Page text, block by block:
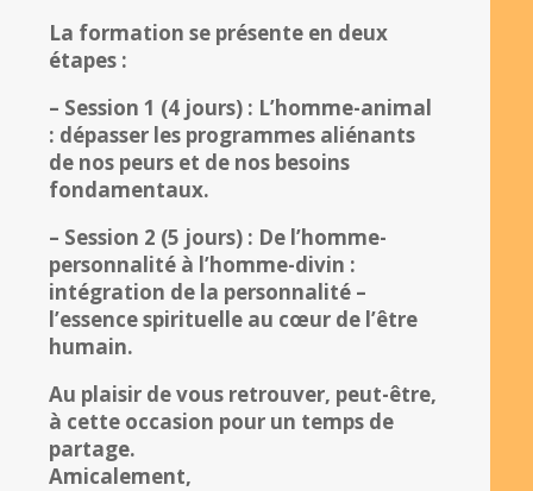
La formation se présente en deux
étapes :
– Session 1 (4 jours) : L’homme-animal
: dépasser les programmes aliénants
de nos peurs et de nos besoins
fondamentaux.
– Session 2 (5 jours) : De l’homme-
personnalité à l’homme-divin :
intégration de la personnalité –
l’essence spirituelle au cœur de l’être
humain.
Au plaisir de vous retrouver, peut-être,
à cette occasion pour un temps de
partage.
Amicalement,